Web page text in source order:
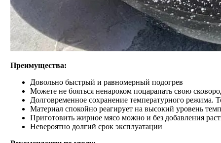
Преимущества:
Довольно быстрый и равномерный подогрев
Можете не бояться ненароком поцарапать свою
Долговременное сохранение температурного режима.
Материал спокойно реагирует на высокий уровень
Приготовить жирное мясо можно и без добавления
Невероятно долгий срок эксплуатации